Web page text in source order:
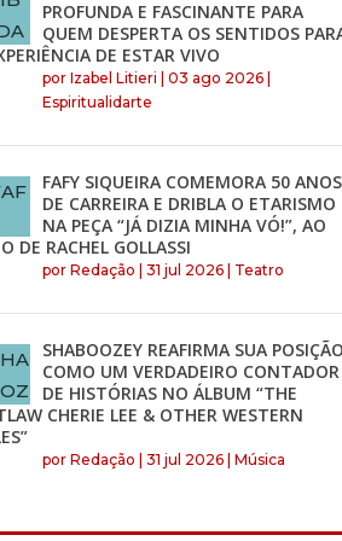
PROFUNDA E FASCINANTE PARA
QUEM DESPERTA OS SENTIDOS
DE ESTAR VIVO
porIzabel Litieri |03 ago 2026
Espiritualidarte
FAFY SIQUEIRA COMEMORA 50 ANOS
DE CARREIRA E DRIBLA O ETARISMO
NA PEÇA “JÁ DIZIA MINHA VÓ!”, AO
DE RACHEL GOLLASSI
porRedação |31 jul 2026 Teatro
SHABOOZEY REAFIRMA SUA POSIÇÃO
COMO UM VERDADEIRO CONTADOR
DE HISTÓRIAS NO ÁLBUM “THE
CHERIE LEE & OTHER WESTERN
porRedação |31 jul 2026 |Música